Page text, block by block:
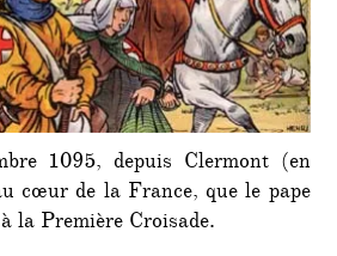
1095, depuis Clermont (en
cœur de la France, que le pape
la Première Croisade.